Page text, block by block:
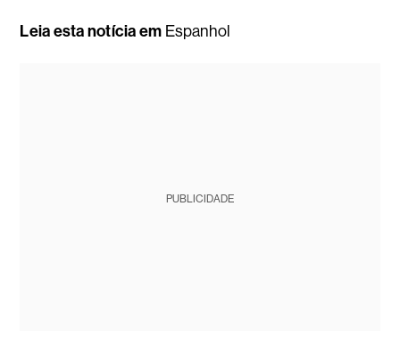
Leia esta notícia em Espanhol
PUBLICIDADE